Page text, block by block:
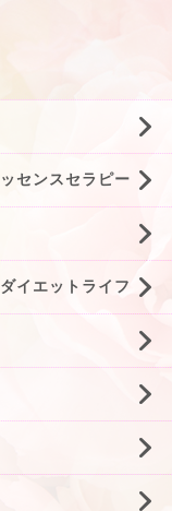
センスセラピー
イエットライフ